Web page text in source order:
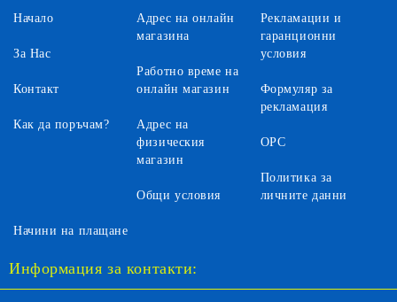
Начало
За Нас
Контакт
Как да поръчам?
Адрес на онлайн
магазина
Работно време на
онлайн магазин
Адрес на
физическия
магазин
Общи условия
Рекламации и
гаранционни
условия
Формуляр за
рекламация
ОРС
Политика за
личните данни
Начини на плащане
Информация за контакти: